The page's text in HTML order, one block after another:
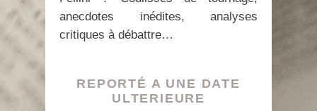
anecdotes inédites, analyses
critiques à débattre…
REPORTÉ A UNE DATE
ULTERIEURE